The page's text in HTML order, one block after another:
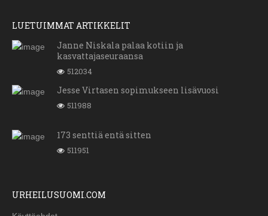
LUETUIMMAT ARTIKKELIT
Janne Niskala palaa kotiin ja
kasvattajaseuraansa
512034
Jesse Virtasen sopimukseen lisävuosi
511988
173 senttiä entä sitten
511951
URHEILUSUOMI.COM